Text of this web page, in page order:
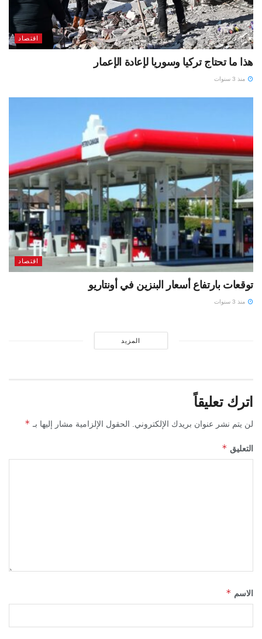
اقتصاد
هذا ما تحتاج تركيا وسوريا لإعادة الإعمار
منذ 3 سنوات
اقتصاد
توقعات بارتفاع أسعار البنزين في أونتاريو
منذ 3 سنوات
المزيد
اترك تعليقاً
لن يتم نشر عنوان بريدك الإلكتروني. الحقول الإلزامية مشار إليها بـ *
التعليق *
الاسم *